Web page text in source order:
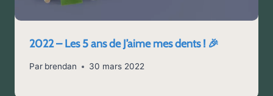
2022 – Les 5 ans de J’aime mes dents ! 🎉
Par brendan 30 mars 2022